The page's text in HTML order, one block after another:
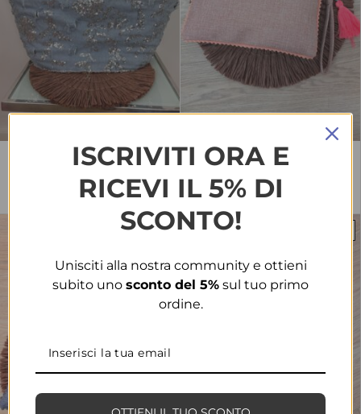
Borsa 80341 azzurra Pochette 618 rosa
€12.00
€6.00
-50%
ISCRIVITI ORA E
RICEVI IL 5% DI
SCONTO!
Unisciti alla nostra community e ottieni
subito uno sconto del 5% sul tuo primo
ordine.